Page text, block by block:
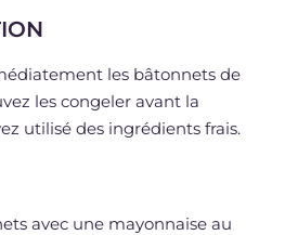
les bâtonnets de
les congeler avant la
utilisé des ingrédients frais.
avec une mayonnaise au